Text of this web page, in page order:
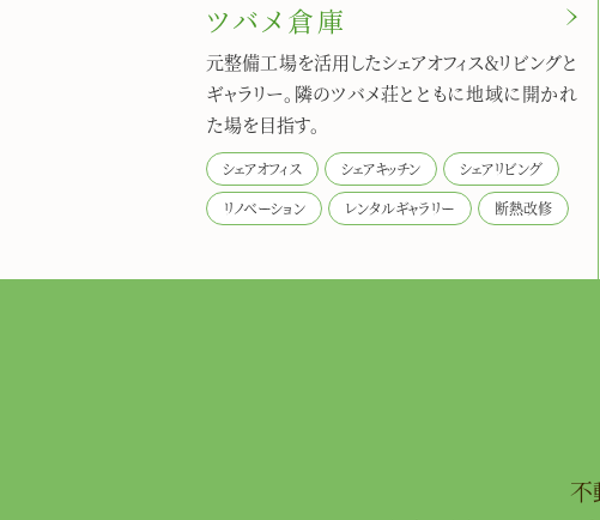
ツバメ倉庫
元整備工場を活用したシェアオフィス＆リビングと
ギャラリー。隣のツバメ荘とともに地域に開かれ
た場を目指す。
シェアオフィス シェアキッチン
シェアリビング
リノベーション
レンタルギャラリー 断熱改修
不